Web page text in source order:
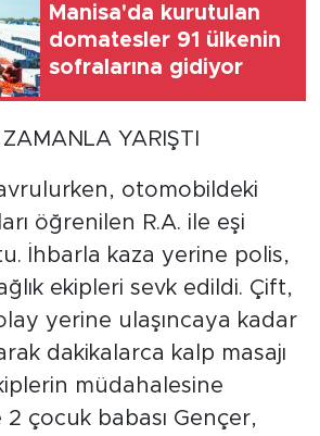
Manisa'da kurutulan
domatesler 91 ülkenin
sofralarına gidiyor
YARIŞTI
otomobildeki
öğrenilen R.A. ile eşi
İhbarla kaza yerine polis,
ekipleri sevk edildi. Çift,
yerine ulaşıncaya kadar
dakikalarca kalp masajı
müdahalesine
çocuk babası Gençer,